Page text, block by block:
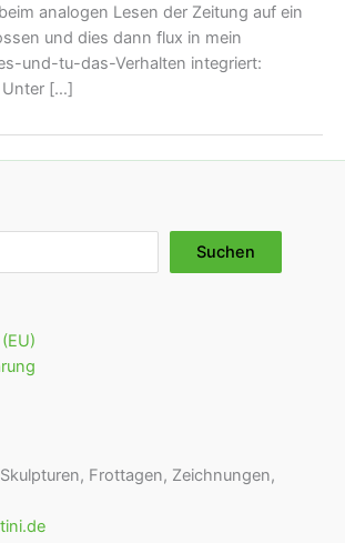
analogen Lesen der Zeitung auf ein
und dies dann flux in mein
und-tu-das-Verhalten integriert:
Unter […]
Suchen
Frottagen, Zeichnungen,